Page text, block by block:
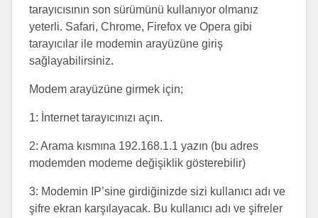
tarayıcısının son sürümünü kullanıyor olmanız
yeterli. Safari, Chrome, Firefox ve Opera gibi
tarayıcılar ile modemin arayüzüne giriş
sağlayabilirsiniz.
Modem arayüzüne girmek için;
1: İnternet tarayıcınızı açın.
2: Arama kısmına 192.168.1.1 yazın (bu adres
modemden modeme değişiklik gösterebilir)
3: Modemin IP’sine girdiğinizde sizi kullanıcı adı ve
şifre ekran karşılayacak. Bu kullanıcı adı ve şifreler